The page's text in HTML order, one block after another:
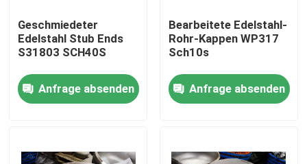
Haus
Geschmiedeter
Edelstahl Stub Ends
S31803 SCH40S
Anfrage absenden
Bearbeitete Edelstahl-
Rohr-Kappen WP317
Sch10s
Anfrage absenden